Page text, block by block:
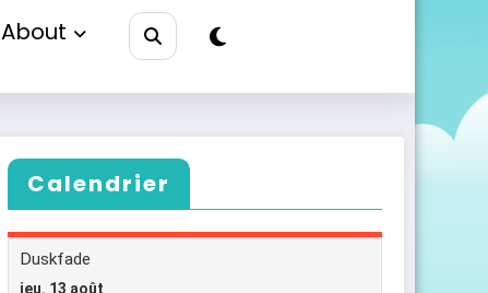
About
Calendrier